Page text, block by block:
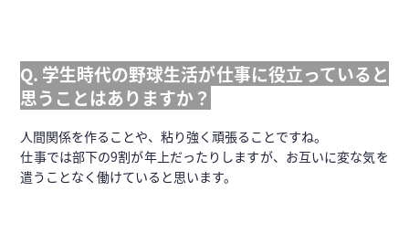
Q. 学生時代の野球生活が仕事に役立っていると
思うことはありますか？
人間関係を作ることや、粘り強く頑張ることですね。
仕事では部下の9割が年上だったりしますが、お互いに変な気を
遣うことなく働けていると思います。